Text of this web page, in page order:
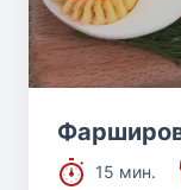
15 мин.